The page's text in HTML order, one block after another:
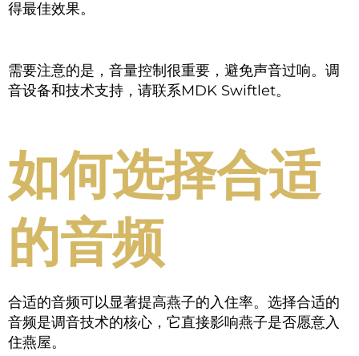
得最佳效果。
需要注意的是，音量控制很重要，避免声音过响。调
音设备和技术支持，请联系MDK Swiftlet。
如何选择合适
的音频
合适的音频可以显著提高燕子的入住率。选择合适的
音频是调音技术的核心，它直接影响燕子是否愿意入
住燕屋。